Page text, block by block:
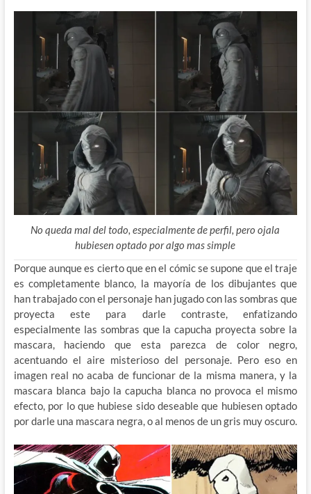
No queda mal del todo, especialmente de perfil, pero ojala
hubiesen optado por algo mas simple
Porque aunque es cierto que en el cómic se supone que el traje
es completamente blanco, la mayoría de los dibujantes que
han trabajado con el personaje han jugado con las sombras que
proyecta este para darle contraste, enfatizando
especialmente las sombras que la capucha proyecta sobre la
mascara, haciendo que esta parezca de color negro,
acentuando el aire misterioso del personaje. Pero eso en
imagen real no acaba de funcionar de la misma manera, y la
mascara blanca bajo la capucha blanca no provoca el mismo
efecto, por lo que hubiese sido deseable que hubiesen optado
por darle una mascara negra, o al menos de un gris muy oscuro.